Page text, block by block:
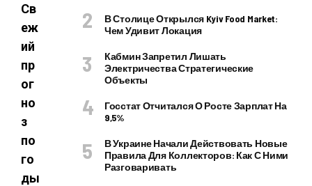
Св
еж
ий
пр
ог
но
з
по
го
ды
В Столице Открылся Kyiv Food Market:
Чем Удивит Локация
Кабмин Запретил Лишать
Электричества Стратегические
Объекты
Госстат Отчитался О Росте Зарплат На
9,5%
В Украине Начали Действовать Новые
Правила Для Коллекторов: Как С Ними
Разговаривать